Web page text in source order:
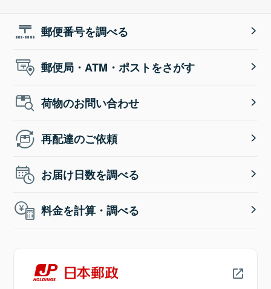
郵便番号を調べる
郵便局・ATM・ポストをさがす
荷物のお問い合わせ
再配達のご依頼
お届け日数を調べる
料金を計算・調べる